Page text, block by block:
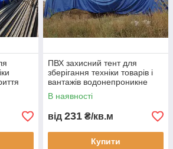
ПВХ захисний тент для
зберігання техніки товарів і
вантажів водонепроникне
накриття для бізнесу
складського зберігання
В наявності
від 231 ₴/кв.м
Купити